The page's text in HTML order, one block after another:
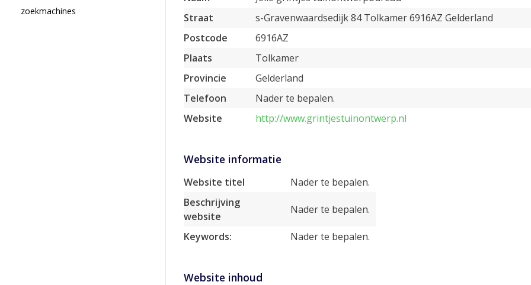
zoekmachines
Straat
s-Gravenwaardsedijk 84 Tolkamer 6916AZ Gelderland
Postcode
6916AZ
Plaats
Tolkamer
Provincie
Gelderland
Telefoon
Nader te bepalen.
Website
http://www.grintjestuinontwerp.nl
Website informatie
Website titel
Nader te bepalen.
Beschrijving
website
Nader te bepalen.
Keywords: Nader te bepalen.
Website inhoud